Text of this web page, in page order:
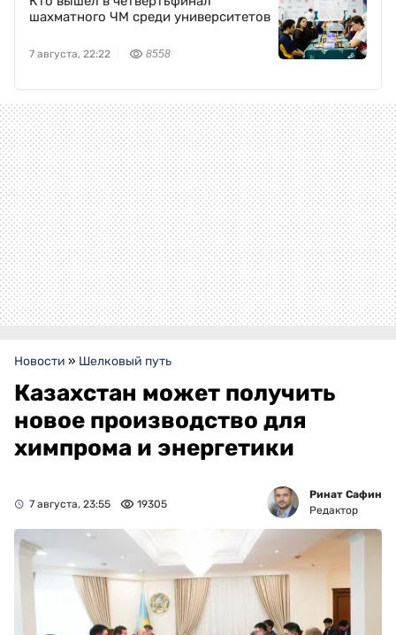
шахматного ЧМ среди университетов
7 августа, 22:22 8558
Новости » Шелковый путь
Казахстан может получить
новое производство для
химпрома и энергетики
7 августа, 23:55 19305
Ринат Сафин
Редактор